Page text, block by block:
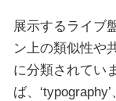
展示するライブ
ン上の類似性や
に分類されてい
ば、